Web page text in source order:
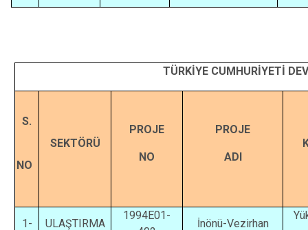
TÜRKİYE CUMHURİYETİ
S.
NO
SEKTÖRÜ
PROJE
NO
PROJE
ADI
1- ULAŞTIRMA
1994E01-
İnönü-Vezirhan